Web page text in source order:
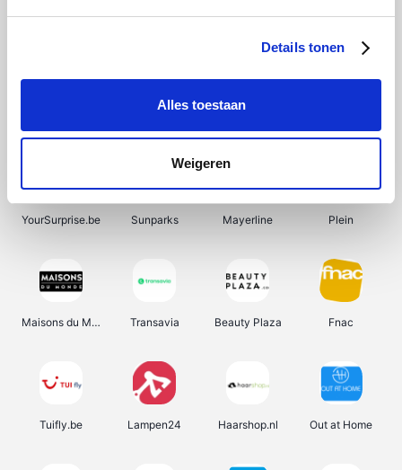
Details tonen
Alles toestaan
Weigeren
Shein Bergfreunde SupraBazar Smartwatchbanden
YourSurprise.be Sunparks Mayerline Plein
Maisons du Monde Transavia Beauty Plaza Fnac
Tuifly.be Lampen24 Haarshop.nl Out at Home